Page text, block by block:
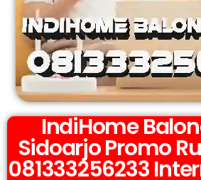
IndiHome
Sidoarjo Promo
081333256233